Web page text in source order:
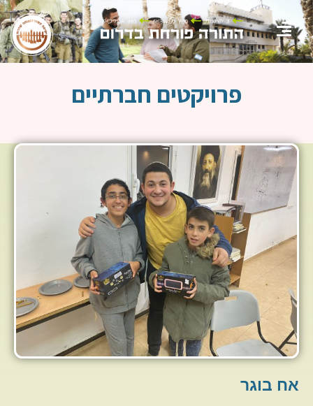
פרויקטים חברתיים
אח בוגר